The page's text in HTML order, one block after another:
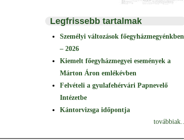
Legfrissebb tartalmak
Személyi változások főegyházmegyénkben
– 2026
Kiemelt főegyházmegyei események a
Márton Áron emlékévben
Felvételi a gyulafehérvári Papnevelő
Intézetbe
Kántorvizsga időpontja
továbbiak...